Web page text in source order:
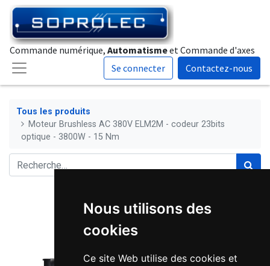
Nous utilisons des
cookies
Ce site Web utilise des cookies et
Commande numérique, Automatismeet Commande d'axes
Se connecter
Contactez-nous
Tous les produits
Moteur Brushless AC 380V ELM2M - codeur 23bits
optique - 3800W - 15 Nm